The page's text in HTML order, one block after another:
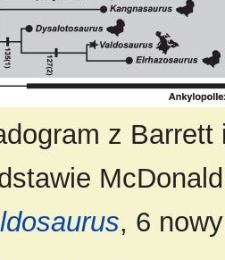
z
, 6